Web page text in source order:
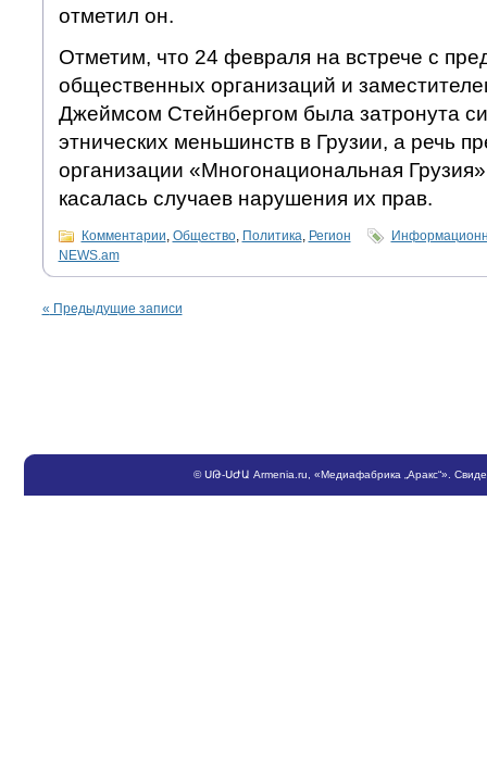
отметил он.
Отметим, что 24 февраля на встрече с
общественных организаций и
Джеймсом Стейнбергом была затронута
этнических меньшинств в Грузии, а речь
организации «Многонациональная
касалась случаев нарушения их прав.
Комментарии, Общество, Политика, Регион
NEWS.am
« Предыдущие записи
©ՍԹ-ՍԺԱ Armenia.ru , «Медиафабрика „Аракс“».